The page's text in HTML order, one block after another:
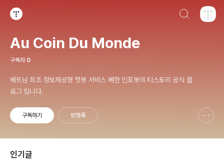
Au Coin Du Monde
구독자 0
베트남 최초 정보제공형 챗봇 서비스 베한 인포봇의 티스토리 공식 블
로그 입니다.
구독하기 방명록
인기글